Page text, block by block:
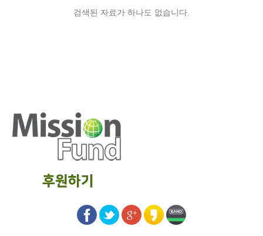
검색된 자료가 하나도 없습니다.